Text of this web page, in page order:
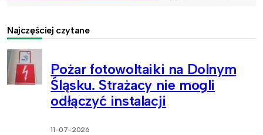
Najczęściej czytane
Pożar fotowoltaiki na Dolnym
Śląsku. Strażacy nie mogli
odłączyć instalacji
11-07-2026